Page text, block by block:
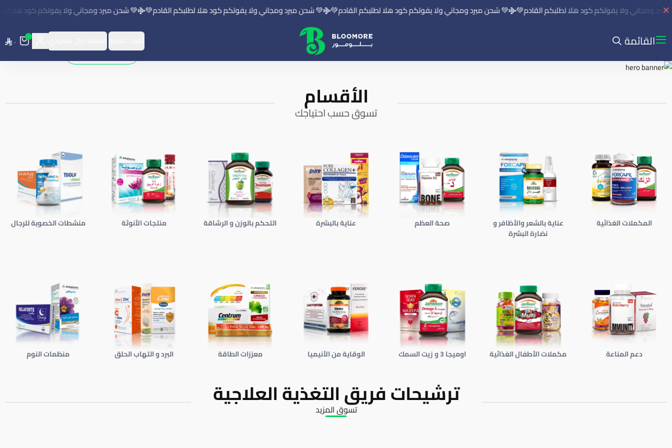
ولا يفوتكم كود هلا لطلبكم القادم💚 💚 شحن مبرد ومجاني ولا يفوتكم كود هلا لطلبكم القادم💚 💚 شحن مبرد ومجاني ولا يفوتكم كود هلا لطلبكم القادم💚 💚 شحن مبرد ومجاني ولا يفوتكم كود هلا لطلبكم
القائمة بلومور | BLOOMORE ٠ ٠
حمل التطبيق
الأقسام
تسوق حسب احتياجك
المكملات الغذائية
عناية بالشعر والأظافر و
نضارة البشرة
صحة العظم عناية بالبشرة التحكم بالوزن و الرشاقة منتجات الأنوثة منشطات الخصوبة للرجال
دعم المناعة مكملات الأطفال الغذائية اوميجا 3 و زيت السمك الوقاية من الأنيميا معززات الطاقة البرد و التهاب الحلق منظمات النوم
ترشيحات فريق التغذية العلاجية
تسوق المزيد